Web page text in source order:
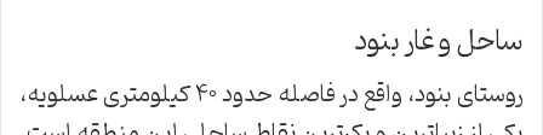
ساحل و غار بنود
روستای بنود، واقع در فاصله حدود ۴۰ کیلومتری عسلویه،